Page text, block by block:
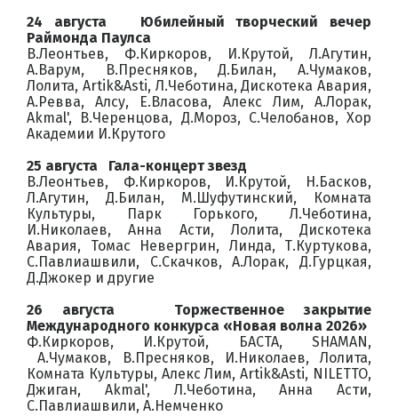
24 августа Юбилейный творческий вечер
Раймонда Паулса
В.Леонтьев, Ф.Киркоров, И.Крутой, Л.Агутин,
А.Варум, В.Пресняков, Д.Билан, А.Чумаков,
Лолита, Artik&Asti, Л.Чеботина, Дискотека Авария,
А.Ревва, Алсу, Е.Власова, Алекс Лим, А.Лорак,
Akmal', В.Черенцова, Д.Мороз, С.Челобанов, Хор
Академии И.Крутого
25 августа Гала-концерт звезд
В.Леонтьев, Ф.Киркоров, И.Крутой, Н.Басков,
Л.Агутин, Д.Билан, М.Шуфутинский, Комната
Культуры, Парк Горького, Л.Чеботина,
И.Николаев, Анна Асти, Лолита, Дискотека
Авария, Томас Невергрин, Линда, Т.Куртукова,
С.Павлиашвили, С.Скачков, А.Лорак, Д.Гурцкая,
Д.Джокер и другие
26 августа Торжественное закрытие
Международного конкурса «Новая волна 2026»
Ф.Киркоров, И.Крутой, БАСТА, SHAMAN,
А.Чумаков, В.Пресняков, И.Николаев, Лолита,
Комната Культуры, Алекс Лим, Artik&Asti, NILETTO,
Джиган, Akmal', Л.Чеботина, Анна Асти,
С.Павлиашвили, А.Немченко